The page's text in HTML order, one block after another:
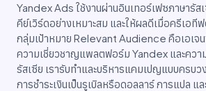
Yandex Ads ใช้งานผ่านอินเทอร์เฟซภาษารัส
คีย์เวิร์ดอย่างเหมาะสม และให้ผลดีเมื่อครีเอ
กลุ่มเป้าหมาย Relevant Audience คือเอเจ
ความเชี่ยวชาญแพลตฟอร์ม Yandex และควา
รัสเซีย เรารับทำและบริหารแคมเปญแบบครบ
การชำระเงินเป็นรูเบิลหรือดอลลาร์ การแปล แ